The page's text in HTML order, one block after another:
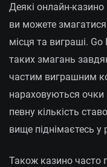
Деякі онлайн-казино
ви можете
місця та виграші. Go
таких змагань
частим виграшним
нараховуються очки
певну кількість
вище піднімаєтесь у
Також казино часто